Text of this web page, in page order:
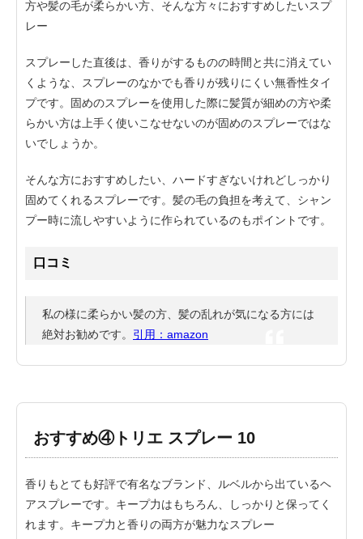
方や髪の毛が柔らかい方、そんな方々におすすめしたいスプ
レー
スプレーした直後は、香りがするものの時間と共に消えてい
くような、スプレーのなかでも香りが残りにくい無香性タイ
プです。固めのスプレーを使用した際に髪質が細めの方や柔
らかい方は上手く使いこなせないのが固めのスプレーではな
いでしょうか。
そんな方におすすめしたい、ハードすぎないけれどしっかり
固めてくれるスプレーです。髪の毛の負担を考えて、シャン
プー時に流しやすいように作られているのもポイントです。
口コミ
私の様に柔らかい髪の方、髪の乱れが気になる方には
絶対お勧めです。 引用：amazon
おすすめ④トリエ スプレー 10
香りもとても好評で有名なブランド、ルベルから出ているヘ
アスプレーです。キープ力はもちろん、しっかりと保ってく
れます。キープ力と香りの両方が魅力なスプレー